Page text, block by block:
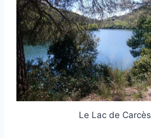
Le Lac de Carcès